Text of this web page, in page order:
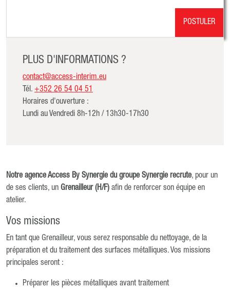
POSTULER
PLUS D'INFORMATIONS ?
contact@access-interim.eu
Tél. +352 26 54 04 51
Horaires d'ouverture :
Lundi au Vendredi 8h-12h / 13h30-17h30
Notre agence Access By Synergie du groupe Synergie recrute, pour un
de ses clients, un Grenailleur (H/F) afin de renforcer son équipe en
atelier.
Vos missions
En tant que Grenailleur, vous serez responsable du nettoyage, de la
préparation et du traitement des surfaces métalliques. Vos missions
principales seront :
Préparer les pièces métalliques avant traitement